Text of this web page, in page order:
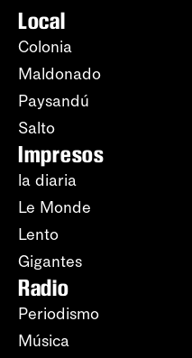
Local
Colonia
Maldonado
Paysandú
Salto
Impresos
la diaria
Le Monde
Lento
Gigantes
Radio
Periodismo
Música